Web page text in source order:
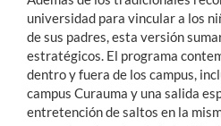
universidad para vincular a los
de sus padres, esta versión
estratégicos. El programa
dentro y fuera de los campus,
campus Curauma y una salida
entretención de saltos en la